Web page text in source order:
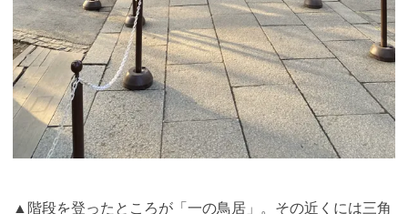
▲階段を登ったところが「一の鳥居」。その近くには三角